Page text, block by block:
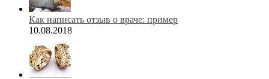
Как написать отзыв о враче: пример
10.08.2018